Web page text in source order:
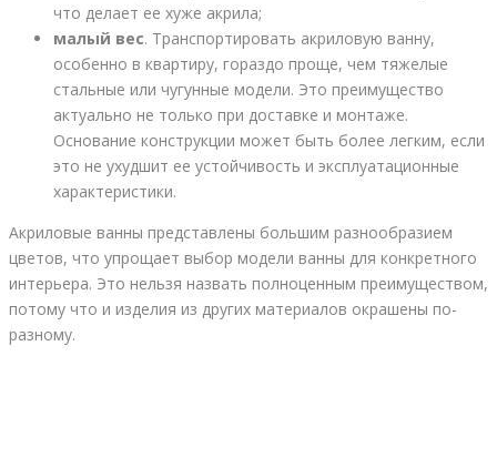
что делает ее хуже акрила;
малый вес. Транспортировать акриловую ванну,
особенно в квартиру, гораздо проще, чем тяжелые
стальные или чугунные модели. Это преимущество
актуально не только при доставке и монтаже.
Основание конструкции может быть более легким, если
это не ухудшит ее устойчивость и эксплуатационные
характеристики.
Акриловые ванны представлены большим разнообразием
цветов, что упрощает выбор модели ванны для конкретного
интерьера. Это нельзя назвать полноценным преимуществом,
потому что и изделия из других материалов окрашены по-
разному.